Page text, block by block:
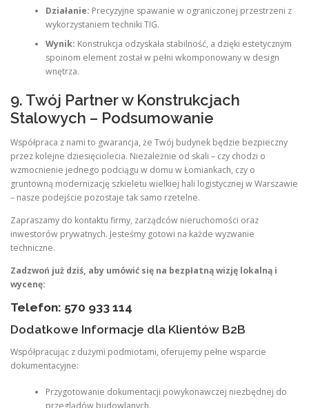
Działanie: Precyzyjne spawanie w ograniczonej przestrzeni z
wykorzystaniem techniki TIG.
Wynik: Konstrukcja odzyskała stabilność, a dzięki estetycznym
spoinom element został w pełni wkomponowany w design
wnętrza.
9. Twój Partner w Konstrukcjach
Stalowych – Podsumowanie
Współpraca z nami to gwarancja, że Twój budynek będzie bezpieczny
przez kolejne dziesięciolecia. Niezależnie od skali – czy chodzi o
wzmocnienie jednego podciągu w domu w Łomiankach, czy o
gruntowną modernizację szkieletu wielkiej hali logistycznej w Warszawie
– nasze podejście pozostaje tak samo rzetelne.
Zapraszamy do kontaktu firmy, zarządców nieruchomości oraz
inwestorów prywatnych. Jesteśmy gotowi na każde wyzwanie
techniczne.
Zadzwoń już dziś, aby umówić się na bezpłatną wizję lokalną i
wycenę:
Telefon: 570 933 114
Dodatkowe Informacje dla Klientów B2B
Współpracując z dużymi podmiotami, oferujemy pełne wsparcie
dokumentacyjne:
Przygotowanie dokumentacji powykonawczej niezbędnej do